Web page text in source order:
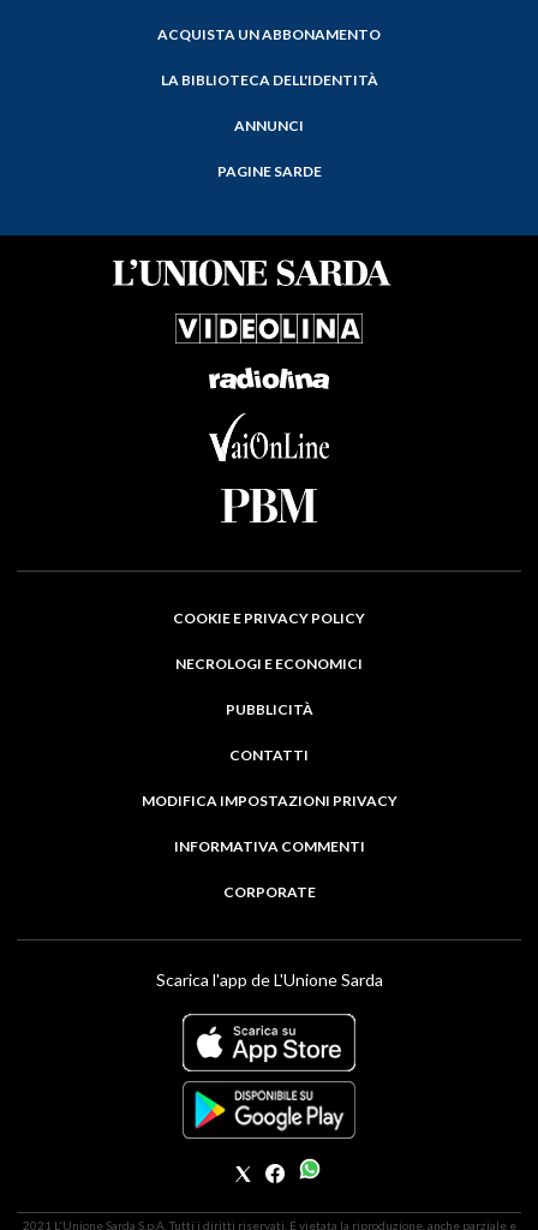
ACQUISTA UN ABBONAMENTO
LA BIBLIOTECA DELL'IDENTITÀ
ANNUNCI
PAGINE SARDE
COOKIE E PRIVACY POLICY
NECROLOGI E ECONOMICI
PUBBLICITÀ
CONTATTI
MODIFICA IMPOSTAZIONI PRIVACY
INFORMATIVA COMMENTI
CORPORATE
Scarica l'app de L'Unione Sarda
2021 L'Unione Sarda S.p.A. Tutti i diritti riservati. É vietata la riproduzione, anche parziale e